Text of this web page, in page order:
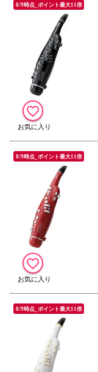
8/9時点_ポイント最大11倍
8/9時点_ポイント最大11倍
8/9時点_ポイント最大11倍